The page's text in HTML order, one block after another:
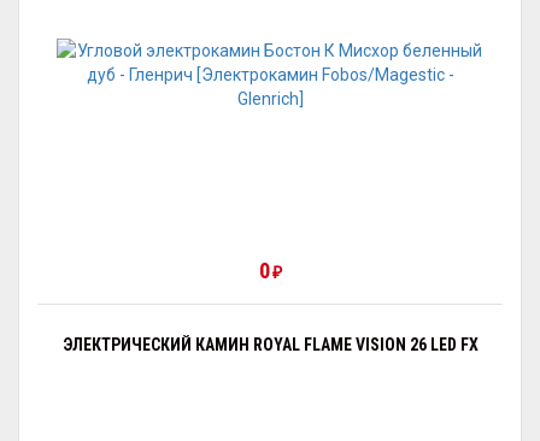
0 ₽
ЭЛЕКТРИЧЕСКИЙ КАМИН ROYAL FLAME VISION 26 LED FX